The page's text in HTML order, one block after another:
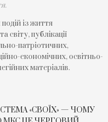
із життя
світу, публікації
патріотичних,
економічних, освітньо-
матеріалів.
«СВОЇХ» — ЧОМУ